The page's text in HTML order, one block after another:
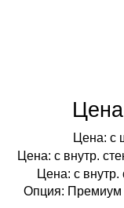
Цена: с
Цена: с внутр.
Цена: с внутр.
Опция: Премиум